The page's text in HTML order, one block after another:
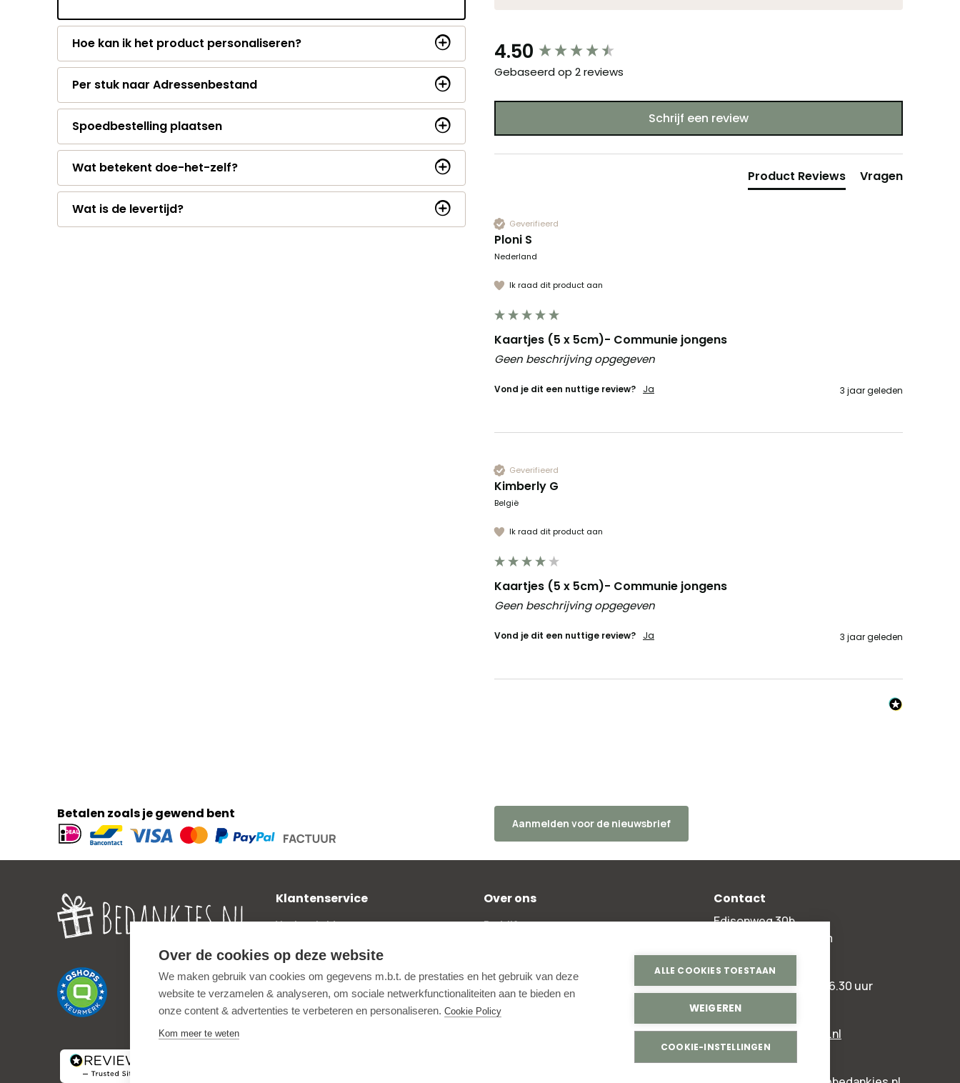
Hoe kan ik het product personaliseren?
Per stuk naar Adressenbestand
Spoedbestelling plaatsen
Wat betekent doe-het-zelf?
Wat is de levertijd?
4.50
Gebaseerd op 2 reviews
Schrijf een review
Product Reviews Vragen
Geverifieerd
Ploni S
Nederland
Ik raad dit product aan
Kaartjes (5 x 5cm)- Communie jongens
Geen beschrijving opgegeven
Vond je dit een nuttige review? Ja 3 jaar geleden
Geverifieerd
Kimberly G
België
Ik raad dit product aan
Kaartjes (5 x 5cm)- Communie jongens
Geen beschrijving opgegeven
Vond je dit een nuttige review? Ja 3 jaar geleden
New content loaded
Betalen zoals je gewend bent
Geaccepteerde
betaalmethoden
Aanmelden voor de nieuwsbrief
Klantenservice
Veelgestelde vragen
Zakelijk bestellen
Privacy policy
Uitleg ontwerptool
Algemene voorwaarden
Over ons
Bedrijfsgegevens
Contactpagina
Aanmelden nieuwsbrief
Online Toegankelijkheid
Contact
Edisonweg 30b
2952 AD Alblasserdam
+31 78 204 90 50
ma t/m vr 8.00 - 16.30 uur
info@bedankjes.nl
Voor klanten:
Over de cookies op deze website
We maken gebruik van cookies om gegevens m.b.t. de prestaties en het gebruik van deze
website te verzamelen & analyseren, om sociale netwerkfunctionaliteiten aan te bieden en
onze content & advertenties te verbeteren en personaliseren. Cookie Policy
Kom meer te weten
ALLE COOKIES TOESTAAN
WEIGEREN
COOKIE-INSTELLINGEN